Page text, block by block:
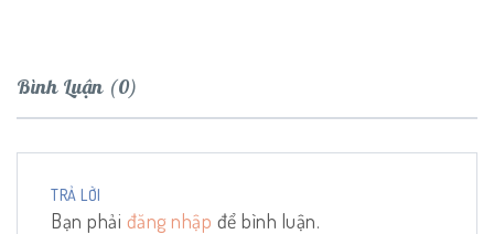
Bình Luận (0)
TRẢ LỜI
Bạn phải đăng nhập để bình luận.